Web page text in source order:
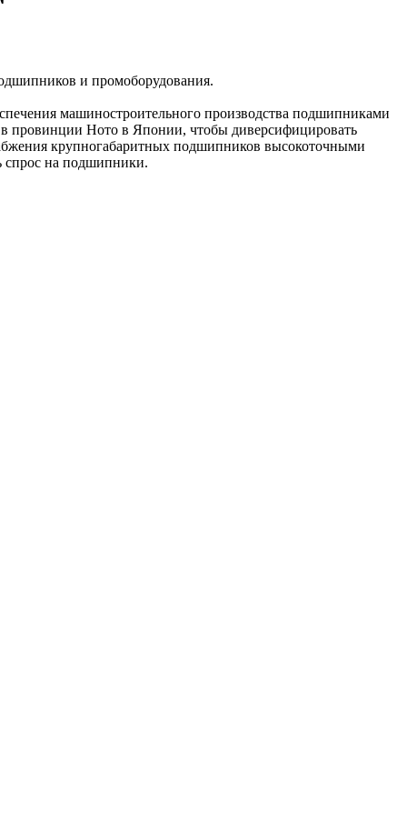
и промоборудования.
машиностроительного производства подшипниками
провинции Ното в Японии, чтобы диверсифицировать
крупногабаритных подшипников высокоточными
спрос на подшипники.